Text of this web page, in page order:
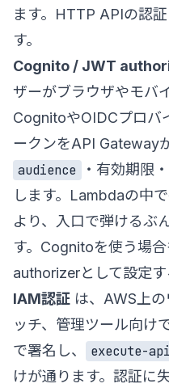
ます。HTTP APIの認
す。
Cognito / JWT
ザーがブラウザやモバ
CognitoやOIDCプロバ
ークンをAPI Gateway
audience
・有効期限・
します。Lambdaの中
より、入口で弾けるぶ
す。Cognitoを使う場
authorizerとして設定す
IAM認証 は、AWS上
ッチ、管理ツール向け
で署名し、
execute-api
けが通ります。認証に